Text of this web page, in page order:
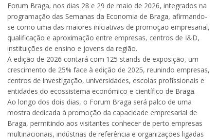
Forum Braga, nos dias 28 e 29 de maio de 2026, integrados na
programação das Semanas da Economia de Braga, afirmando-
se como uma das maiores iniciativas de promoção empresarial,
qualificação e aproximação entre empresas, centros de I&D,
instituições de ensino e jovens da região.
A edição de 2026 contará com 125 stands de exposição, um
crescimento de 25% face à edição de 2025, reunindo empresas,
centros de investigação, universidades, escolas profissionais e
entidades do ecossistema económico e científico de Braga.
Ao longo dos dois dias, o Forum Braga será palco de uma
mostra dedicada à promoção da capacidade empresarial de
Braga, permitindo aos visitantes conhecer de perto empresas
multinacionais, indústrias de referência e organizações ligadas